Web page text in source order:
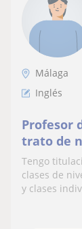
Málaga
Inglés
Profesor
trato de
pero
Tengo
clases de
y clases